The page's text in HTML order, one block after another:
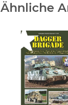
Ähnliche